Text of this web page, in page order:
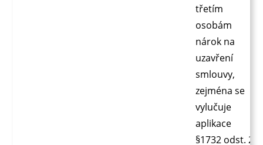
třetím
osobám
nárok na
uzavření
smlouvy,
zejména se
vylučuje
aplikace
§1732 odst. 2